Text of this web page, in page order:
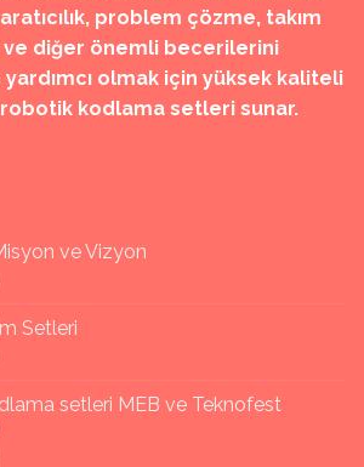
problem çözme, takım
ve diğer önemli becerilerini
olmak için yüksek kaliteli
kodlama setleri sunar.
ve Vizyon
Setleri
setleri MEB ve Teknofest